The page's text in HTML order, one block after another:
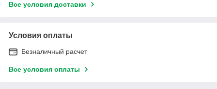
Все условия доставки
Условия оплаты
Безналичный расчет
Все условия оплаты